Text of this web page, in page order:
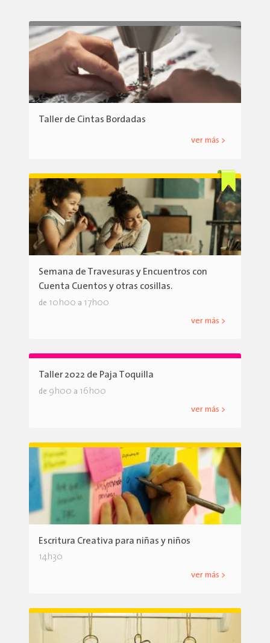
Taller de Cintas Bordadas
ver más >
Semana de Travesuras y Encuentros con
Cuenta Cuentos y otras cosillas.
de 10h00 a 17h00
ver más >
Taller 2022 de Paja Toquilla
de 9h00 a 16h00
ver más >
Escritura Creativa para niñas y niños
14h30
ver más >